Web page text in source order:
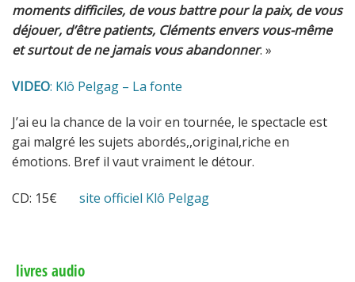
moments difficiles, de vous battre pour la paix, de vous
déjouer, d’être patients, Cléments envers vous-même
et surtout de ne jamais vous abandonner. »
VIDEO: Klô Pelgag – La fonte
J’ai eu la chance de la voir en tournée, le spectacle est
gai malgré les sujets abordés,,original,riche en
émotions. Bref il vaut vraiment le détour.
CD: 15€ site officiel Klô Pelgag
livres audio